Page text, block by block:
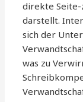
direkte Seite-
darstellt.
sich der
was zu